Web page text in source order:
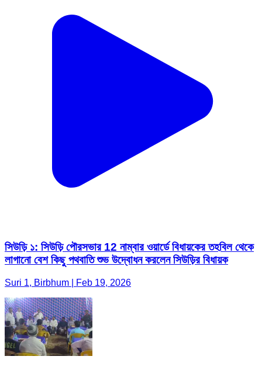
সিউড়ি ১: সিউড়ি পৌরসভার 12 নাম্বার ওয়ার্ডে বিধায়কের তহবিল থেকে
লাগানো বেশ কিছু পথবাতি শুভ উদ্বোধন করলেন সিউড়ির বিধায়ক
Suri 1, Birbhum | Feb 19, 2026